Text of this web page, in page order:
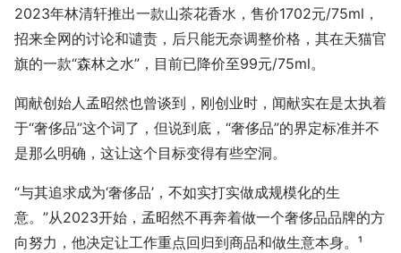
2023年林清轩推出一款山茶花香水，售价1702元/75ml，
招来全网的讨论和谴责，后只能无奈调整价格，其在天猫官
旗的一款“森林之水”，目前已降价至99元/75ml。
闻献创始人孟昭然也曾谈到，刚创业时，闻献实在是太执着
于“奢侈品”这个词了，但说到底，“奢侈品”的界定标准并不
是那么明确，这让这个目标变得有些空洞。
“与其追求成为‘奢侈品’，不如实打实做成规模化的生
意。”从2023开始，孟昭然不再奔着做一个奢侈品品牌的方
向努力，他决定让工作重点回归到商品和做生意本身。¹